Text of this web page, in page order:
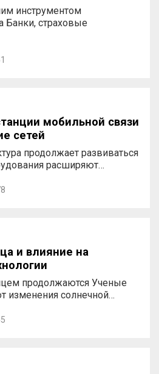
инструментом
Банки, страховые
мобильной связи
сетей
продолжает развиваться
расширяют…
и влияние на
продолжаются Ученые
изменения солнечной…